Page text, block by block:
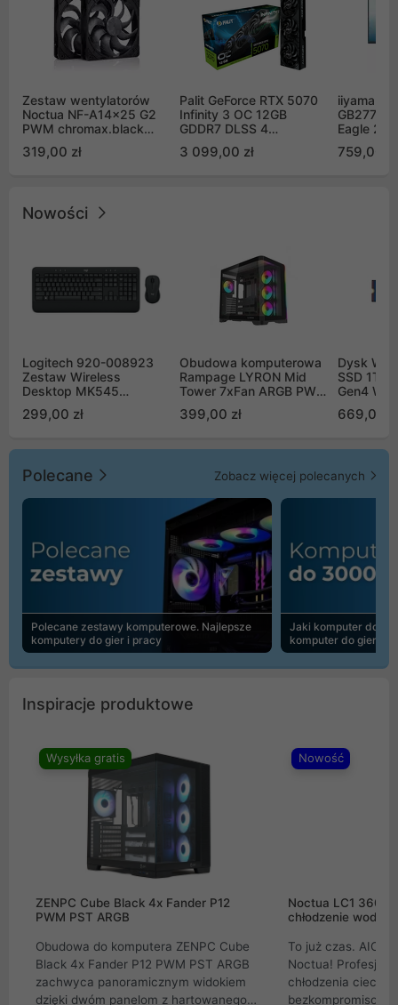
Zestaw wentylatorów
Noctua NF-A14x25 G2
PWM chromax.black
Push Pull (2szt)
319,00 zł
Palit GeForce RTX 5070
Infinity 3 OC 12GB
GDDR7 DLSS 4
GB2050S)
3 099,00 zł
iiyama G-
Eagle 27"
759,00 zł
Nowości
Logitech 920-008923
Zestaw Wireless
Desktop MK545
299,00 zł
Obudowa komputerowa
Rampage LYRON Mid
Tower 7xFan ARGB PWM
399,00 zł
Dysk WD
SSD 1TB
Gen4
669,00
Polecane Zobacz więcej polecanych
Polecane zestawy komputerowe. Najlepsze
komputery do gier i pracy
Jaki komputer do
komputer do gier |
Inspiracje produktowe
Wysyłka gratis
ZENPC Cube Black 4x Fander P12
PWM PST ARGB
Obudowa do komputera ZENPC Cube
Black 4x Fander P12 PWM PST ARGB
zachwyca panoramicznym widokiem
dzięki dwóm panelom z hartowanego
Nowość
Noctua LC1
chłodzenie wodne
To już czas. AIO
Noctua!
chłodzenia cieczą